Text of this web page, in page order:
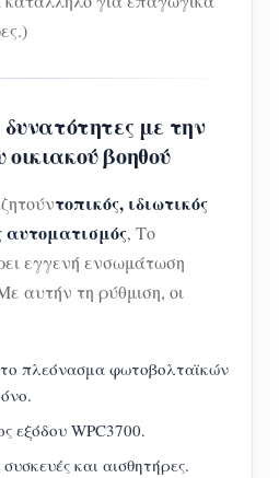
με την
βοηθού
τοπικός, ιδιωτικός
αυτοματισμός, Το
εγγενή ενσωμάτωση
αυτήν τη ρύθμιση, οι
πλεόνασμα φωτοβολταϊκών
εξόδου WPC3700.
και αισθητήρες.